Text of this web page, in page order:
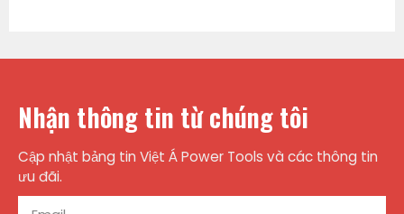
Nhận thông tin từ chúng tôi
Cập nhật bảng tin Việt Á Power Tools và các thông tin
ưu đãi.